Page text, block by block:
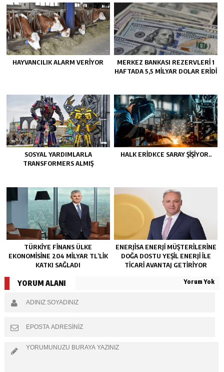
HAYVANCILIK ALARM VERIYOR
MERKEZ BANKASI REZERVLERI 1
HAFTADA 5,5 MILYAR DOLAR ERIDI
SOSYAL YARDIMLARLA
TRANSFORMERS ALMIŞ
HALK ERIDKCE SARAY ŞIŞIYOR..
TÜRKIYE FINANS ÜLKE
EKONOMISINE 204 MILYAR TL’LIK
KATKI SAĞLADI
ENERJISA ENERJI MÜŞTERILERINE
DOĞA DOSTU YEŞIL ENERJI ILE
TICARI AVANTAJ GETIRIYOR
YORUM ALANI Yorum Yok